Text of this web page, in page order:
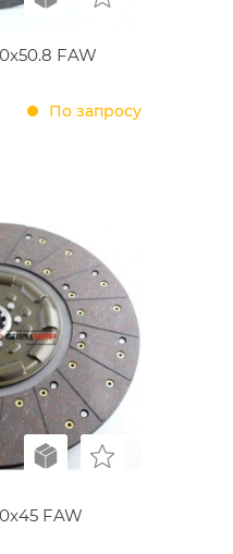
FAW
По запросу
FAW